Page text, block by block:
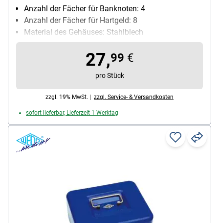
Anzahl der Fächer für Banknoten: 4
Anzahl der Fächer für Hartgeld: 8
Material des Gehäuses: Stahlblech
Schließungsart: Zylinderschloss
27,99 €
pro Stück
zzgl. 19% MwSt. | zzgl. Service- & Versandkosten
sofort lieferbar, Lieferzeit 1 Werktag